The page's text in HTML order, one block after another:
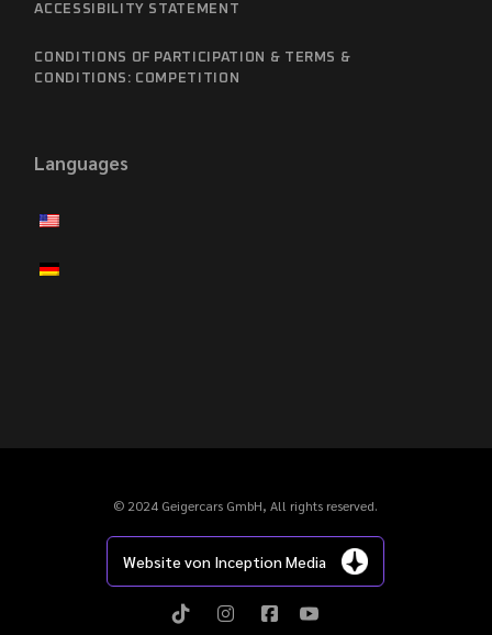
ACCESSIBILITY STATEMENT
CONDITIONS OF PARTICIPATION & TERMS &
CONDITIONS: COMPETITION
Languages
© 2024 Geigercars GmbH, All rights reserved.
Website von Inception Media